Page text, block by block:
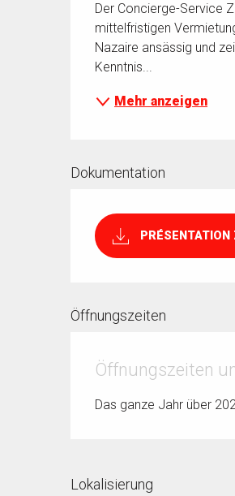
Der Concierge-Service
mittelfristigen
Nazaire ansässig und
Kenntnis...
Mehr anzeigen
Dokumentation
PRÉSENTATION
Öffnungszeiten
Öffnungszeiten
Das ganze Jahr über
Lokalisierung